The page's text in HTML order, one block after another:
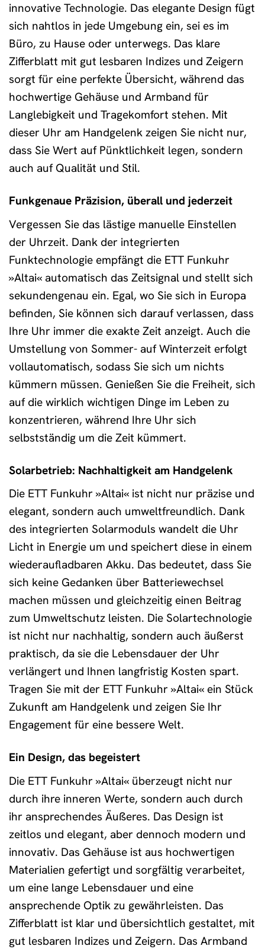
innovative Technologie. Das elegante Design fügt
sich nahtlos in jede Umgebung ein, sei es im
Büro, zu Hause oder unterwegs. Das klare
Zifferblatt mit gut lesbaren Indizes und Zeigern
sorgt für eine perfekte Übersicht, während das
hochwertige Gehäuse und Armband für
Langlebigkeit und Tragekomfort stehen. Mit
dieser Uhr am Handgelenk zeigen Sie nicht nur,
dass Sie Wert auf Pünktlichkeit legen, sondern
auch auf Qualität und Stil.
Funkgenaue Präzision, überall und jederzeit
Vergessen Sie das lästige manuelle Einstellen
der Uhrzeit. Dank der integrierten
Funktechnologie empfängt die ETT Funkuhr
»Altai« automatisch das Zeitsignal und stellt sich
sekundengenau ein. Egal, wo Sie sich in Europa
befinden, Sie können sich darauf verlassen, dass
Ihre Uhr immer die exakte Zeit anzeigt. Auch die
Umstellung von Sommer- auf Winterzeit erfolgt
vollautomatisch, sodass Sie sich um nichts
kümmern müssen. Genießen Sie die Freiheit, sich
auf die wirklich wichtigen Dinge im Leben zu
konzentrieren, während Ihre Uhr sich
selbstständig um die Zeit kümmert.
Solarbetrieb: Nachhaltigkeit am Handgelenk
Die ETT Funkuhr »Altai« ist nicht nur präzise und
elegant, sondern auch umweltfreundlich. Dank
des integrierten Solarmoduls wandelt die Uhr
Licht in Energie um und speichert diese in einem
wiederaufladbaren Akku. Das bedeutet, dass Sie
sich keine Gedanken über Batteriewechsel
machen müssen und gleichzeitig einen Beitrag
zum Umweltschutz leisten. Die Solartechnologie
ist nicht nur nachhaltig, sondern auch äußerst
praktisch, da sie die Lebensdauer der Uhr
verlängert und Ihnen langfristig Kosten spart.
Tragen Sie mit der ETT Funkuhr »Altai« ein Stück
Zukunft am Handgelenk und zeigen Sie Ihr
Engagement für eine bessere Welt.
Ein Design, das begeistert
Die ETT Funkuhr »Altai« überzeugt nicht nur
durch ihre inneren Werte, sondern auch durch
ihr ansprechendes Äußeres. Das Design ist
zeitlos und elegant, aber dennoch modern und
innovativ. Das Gehäuse ist aus hochwertigen
Materialien gefertigt und sorgfältig verarbeitet,
um eine lange Lebensdauer und eine
ansprechende Optik zu gewährleisten. Das
Zifferblatt ist klar und übersichtlich gestaltet, mit
gut lesbaren Indizes und Zeigern. Das Armband